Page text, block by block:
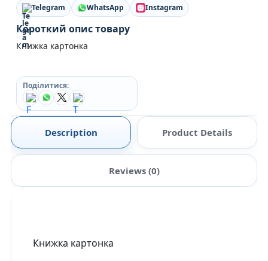
Telegram
WhatsApp Instagram
Короткий опис товару
Книжка картонка
Поділитися:
Description Product Details
Reviews (0)
Книжка картонка